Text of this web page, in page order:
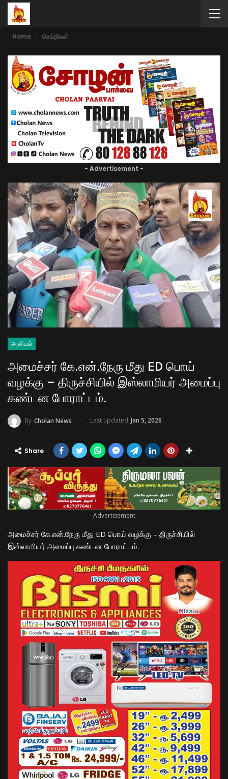
Home செய்திகள்
- Advertisement -
அரசியல்
அமைச்சர் கே.என்.நேரு மீது ED பொய்
வழக்கு – திருச்சியில் இஸ்லாமியர் அமைப்பு
கண்டன போராட்டம்.
By Cholan News Last updated Jan 5, 2026
Share
- Advertisement -
அமைச்சர் கே.என்.நேரு மீது ED பொய் வழக்கு – திருச்சியில்
இஸ்லாமியர் அமைப்பு கண்டன போராட்டம்.